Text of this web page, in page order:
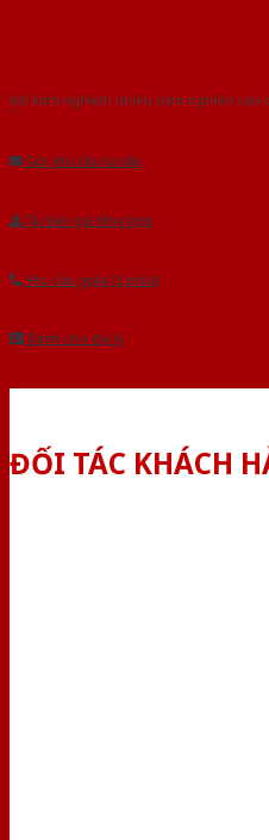
Với kinh nghiệm nhiêu năm nghiên cứu
Gửi yêu cầu tư vấn
Tải báo giá tổng hợp
Yêu cầu gọi lại (3 phút)
Dành cho đại lý
ĐỐI TÁC KHÁCH